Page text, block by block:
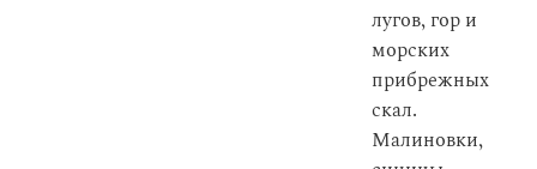
лугов, гор и
морских
прибрежных
скал.
Малиновки,